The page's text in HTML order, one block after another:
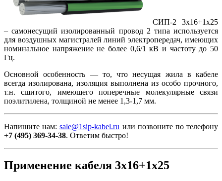
СИП-2 3х16+1х25
– самонесущий изолированный провод 2 типа используется
для воздушных магистралей линий электропередач, имеющих
номинальное напряжение не более 0,6/1 кВ и частоту до 50
Гц.
Основной особенность — то, что несущая жила в кабеле
всегда изолирована, изоляция выполнена из особо прочного,
т.н. сшитого, имеющего поперечные молекулярные связи
поэлитилена, толщиной не менее 1,3-1,7 мм.
Напишите нам:sale@1sip-kabel.ru или позвоните по телефону
+7 (495) 369-34-38. Ответим быстро!
Применение кабеля 3х16+1х25